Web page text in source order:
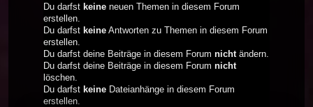
Du darfst keine neuen Themen in diesem Forum
erstellen.
Du darfst keine Antworten zu Themen in diesem Forum
erstellen.
Du darfst deine Beiträge in diesem Forum nicht ändern.
Du darfst deine Beiträge in diesem Forum nicht
löschen.
Du darfst keine Dateianhänge in diesem Forum
erstellen.